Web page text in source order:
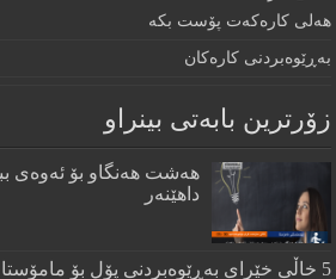
هەلی کارەکەت پۆست بکە
به‌ڕێوه‌بردنى كاره‌كان
زۆرترين بابه‌تى بينراو
هەشت هەنگاو بۆ ئەوەی
داهێنەر
5 خاڵی خێرای به‌ڕێوه‌بردنی پۆل بۆ مامۆستا نوێیه‌كان